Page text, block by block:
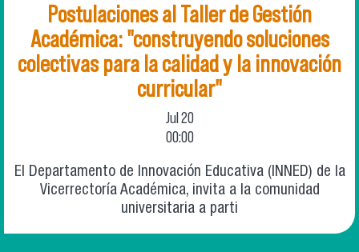
Postulaciones al Taller de Gestión
Académica: "construyendo soluciones
colectivas para la calidad y la innovación
curricular"
Jul20
00:00
El Departamento de Innovación Educativa (INNED) de la
Vicerrectoría Académica, invita a la comunidad
universitaria a parti